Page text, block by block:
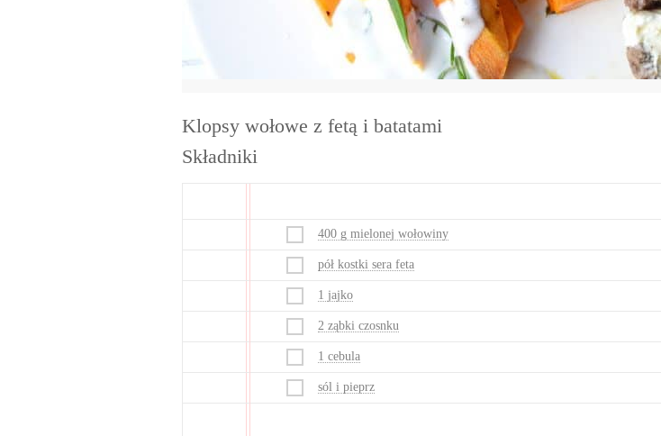
Klopsy wołowe z fetą i batatami
Składniki
400 g mielonej wołowiny
pół kostki sera feta
1 jajko
2 ząbki czosnku
1 cebula
sól i pieprz